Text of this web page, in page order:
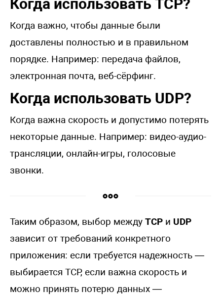
Когда использовать TCP?
Когда важно, чтобы данные были
доставлены полностью и в правильном
порядке. Например: передача файлов,
электронная почта, веб-сёрфинг.
Когда использовать UDP?
Когда важна скорость и допустимо потерять
некоторые данные. Например: видео-аудио-
трансляции, онлайн-игры, голосовые
звонки.
Таким образом, выбор между TCP и UDP
зависит от требований конкретного
приложения: если требуется надежность —
выбирается TCP, если важна скорость и
можно принять потерю данных —